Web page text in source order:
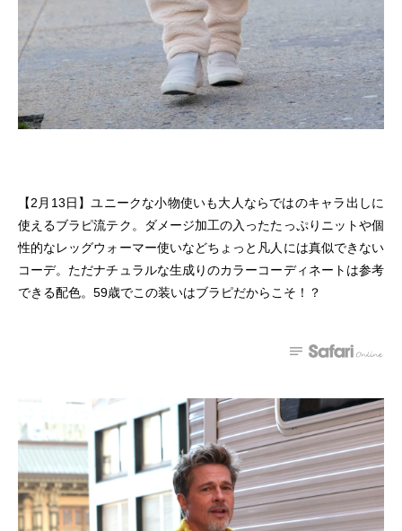
【2月13日】ユニークな小物使いも大人ならではのキャラ出しに
使えるブラピ流テク。ダメージ加工の入ったたっぷりニットや個
性的なレッグウォーマー使いなどちょっと凡人には真似できない
コーデ。ただナチュラルな生成りのカラーコーディネートは参考
できる配色。59歳でこの装いはブラピだからこそ！？